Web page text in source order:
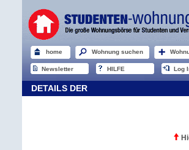
home Wohnung suchen
Newsletter HILFE Log
DETAILS DER